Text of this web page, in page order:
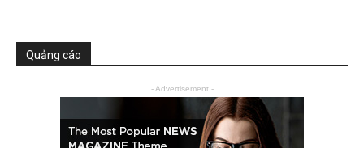
Quảng cáo
- Advertisement -